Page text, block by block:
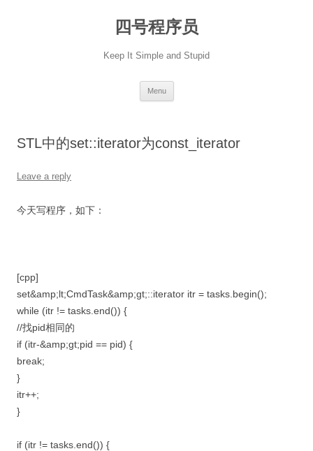
四号程序员
Keep It Simple and Stupid
Menu
STL中的set::iterator为const_iterator
Leave a reply
今天写程序，如下：
[cpp]
set&amp;lt;CmdTask&amp;gt;::iterator itr = tasks.begin();
while (itr != tasks.end()) {
//找pid相同的
if (itr-&amp;gt;pid == pid) {
break;
}
itr++;
}
if (itr != tasks.end()) {